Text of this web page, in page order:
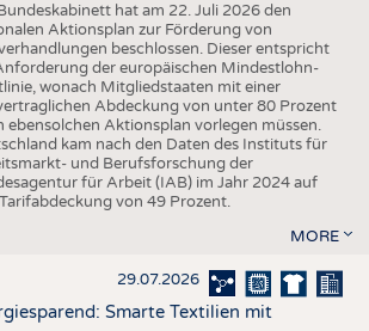
hat am 22. Juli 2026 den
Aktionsplan zur Förderung von
beschlossen. Dieser entspricht
der europäischen Mindestlohn-
wonach Mitgliedstaaten mit einer
Abdeckung von unter 80 Prozent
ebensolchen Aktionsplan vorlegen müssen.
kam nach den Daten des Instituts für
und Berufsforschung der
für Arbeit (IAB) im Jahr 2024 auf
von 49 Prozent.
MORE
29.07.2026
Smarte Textilien mit